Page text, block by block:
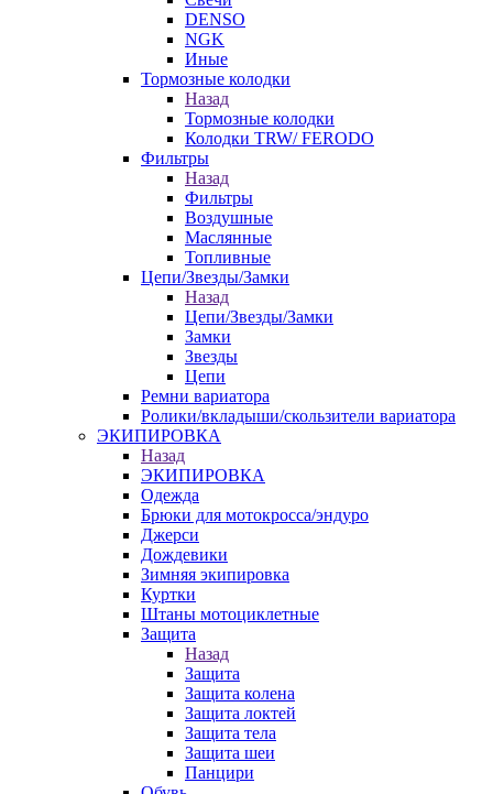
DENSO
NGK
Иные
Тормозные колодки
Назад
Тормозные колодки
Колодки TRW/ FERODO
Фильтры
Назад
Фильтры
Воздушные
Маслянные
Топливные
Цепи/Звезды/Замки
Назад
Цепи/Звезды/Замки
Замки
Звезды
Цепи
Ремни вариатора
Ролики/вкладыши/скользители вариатора
ЭКИПИРОВКА
Назад
ЭКИПИРОВКА
Одежда
Брюки для мотокросса/эндуро
Джерси
Дождевики
Зимняя экипировка
Куртки
Штаны мотоциклетные
Защита
Назад
Защита
Защита колена
Защита локтей
Защита тела
Защита шеи
Панцири